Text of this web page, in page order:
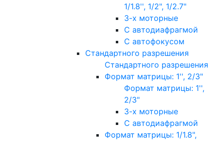
1/1.8'', 1/2", 1/2.7"
3-х моторные
С автодиафрагмой
С автофокусом
Стандартного разрешения
Стандартного разрешения
Формат матрицы: 1'', 2/3"
Формат матрицы: 1'',
2/3"
3-х моторные
С автодиафрагмой
Формат матрицы: 1/1.8",